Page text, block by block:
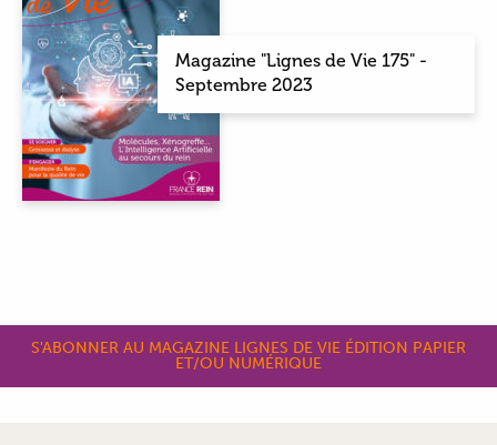
Magazine "Lignes de Vie 175" -
Septembre 2023
S'ABONNER AU MAGAZINE LIGNES DE VIE ÉDITION PAPIER
ET/OU NUMÉRIQUE